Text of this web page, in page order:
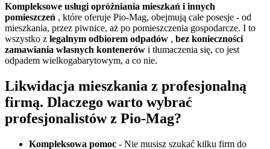
Kompleksowe usługi opróżniania mieszkań i innych
pomieszczeń , które oferuje Pio-Mag, obejmują całe posesje - od
mieszkania, przez piwnice, aż po pomieszczenia gospodarcze. I to
wszystko z legalnym odbiorem odpadów , bez konieczności
zamawiania własnych kontenerów i tłumaczenia się, co jest
odpadem wielkogabarytowym, a co nie.
Likwidacja mieszkania z profesjonalną
firmą. Dlaczego warto wybrać
profesjonalistów z Pio-Mag?
Kompleksowa pomoc - Nie musisz szukać kilku firm do